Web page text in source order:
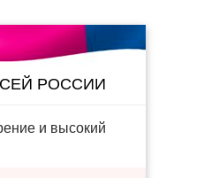
РОССИИ
и высокий